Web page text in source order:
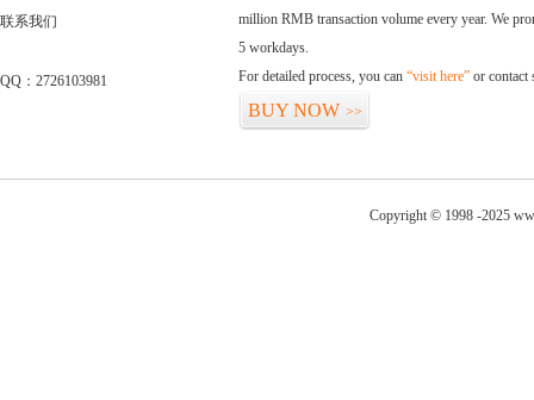
联系我们
QQ：2726103981
million RMB transaction volume every year. We
5 workdays.
For detailed process, you can “visit here” or contact
BUY NOW >>
Copyright © 1998 -2025